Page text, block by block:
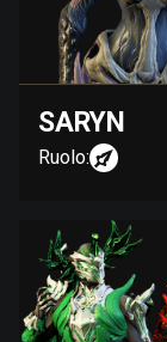
SARYN
Ruolo: